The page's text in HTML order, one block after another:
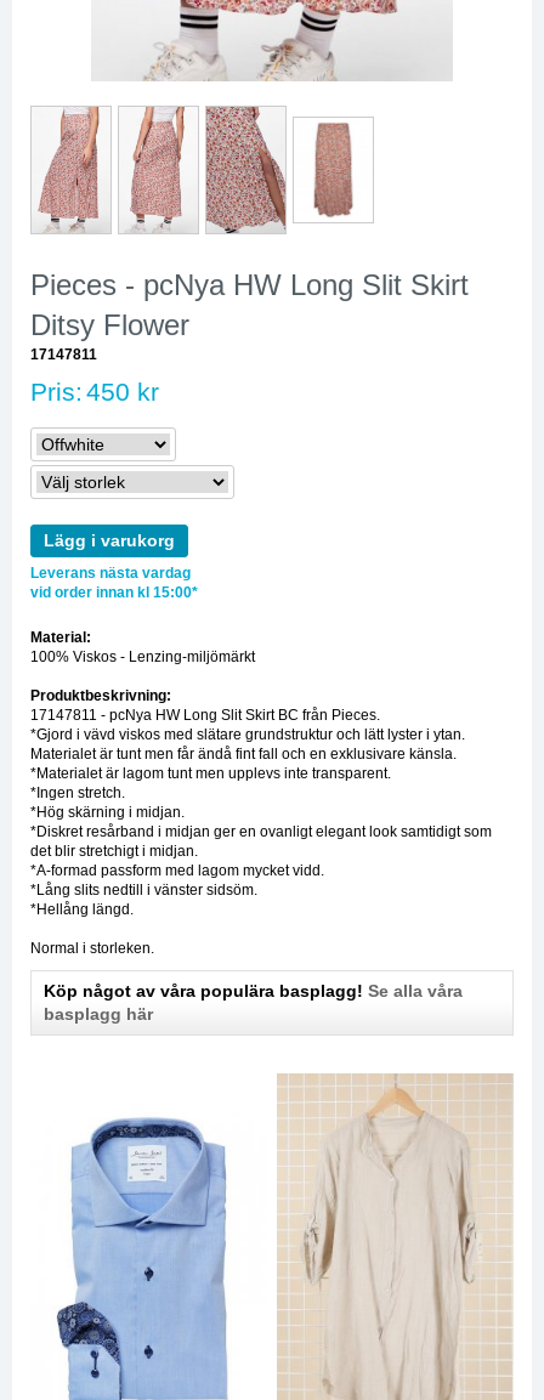
Pieces - pcNya HW Long Slit Skirt
Ditsy Flower
17147811
Pris: 450 kr
Lägg i varukorg
Leverans nästa vardag
vid order innan kl 15:00*
Material:
100% Viskos - Lenzing-miljömärkt
Produktbeskrivning:
17147811 - pcNya HW Long Slit Skirt BC från Pieces.
*Gjord i vävd viskos med slätare grundstruktur och lätt lyster i ytan.
Materialet är tunt men får ändå fint fall och en exklusivare känsla.
*Materialet är lagom tunt men upplevs inte transparent.
*Ingen stretch.
*Hög skärning i midjan.
*Diskret resårband i midjan ger en ovanligt elegant look samtidigt som
det blir stretchigt i midjan.
*A-formad passform med lagom mycket vidd.
*Lång slits nedtill i vänster sidsöm.
*Hellång längd.
Normal i storleken.
Köp något av våra populära basplagg! Se alla våra
basplagg här